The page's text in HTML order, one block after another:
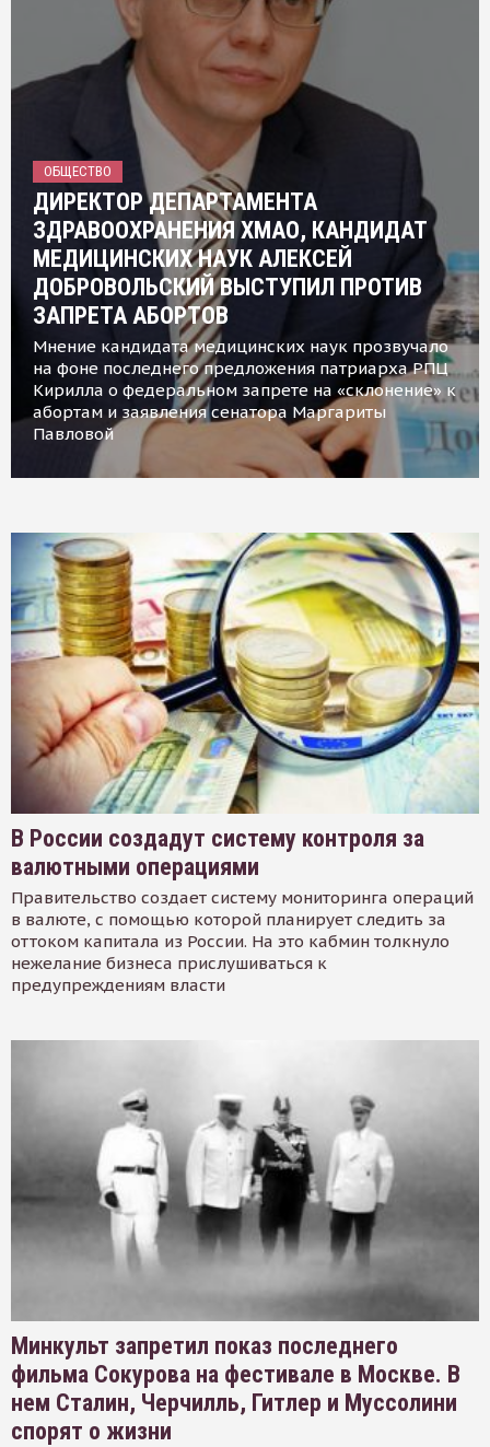
ОБЩЕСТВО
ДИРЕКТОР ДЕПАРТАМЕНТА
ЗДРАВООХРАНЕНИЯ ХМАО, КАНДИДАТ
МЕДИЦИНСКИХ НАУК АЛЕКСЕЙ
ДОБРОВОЛЬСКИЙ ВЫСТУПИЛ ПРОТИВ
ЗАПРЕТА АБОРТОВ
Мнение кандидата медицинских наук прозвучало
на фоне последнего предложения патриарха РПЦ
Кирилла о федеральном запрете на «склонение» к
абортам и заявления сенатора Маргариты
Павловой
В России создадут систему контроля за
валютными операциями
Правительство создает систему мониторинга операций
в валюте, с помощью которой планирует следить за
оттоком капитала из России. На это кабмин толкнуло
нежелание бизнеса прислушиваться к
предупреждениям власти
Минкульт запретил показ последнего
фильма Сокурова на фестивале в Москве. В
нем Сталин, Черчилль, Гитлер и Муссолини
спорят о жизни